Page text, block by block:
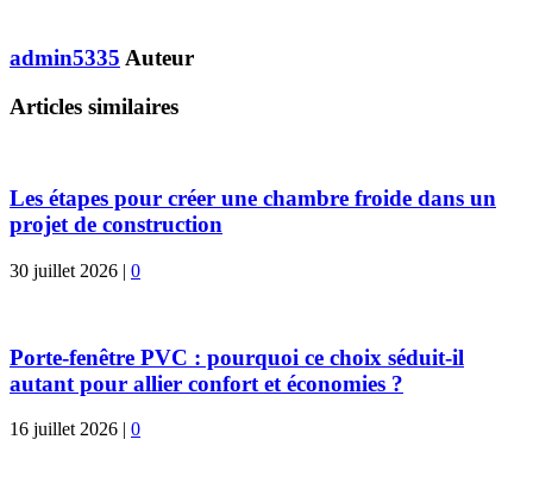
admin5335 Auteur
Articles similaires
Les étapes pour créer une chambre froide dans un
projet de construction
30 juillet 2026 | 0
Porte-fenêtre PVC : pourquoi ce choix séduit-il
autant pour allier confort et économies ?
16 juillet 2026 | 0